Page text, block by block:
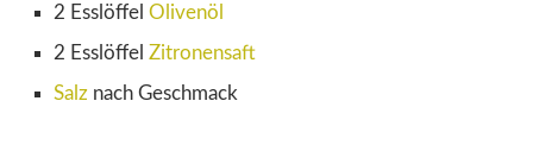
2 Esslöffel Olivenöl
2 Esslöffel Zitronensaft
Salz nach Geschmack